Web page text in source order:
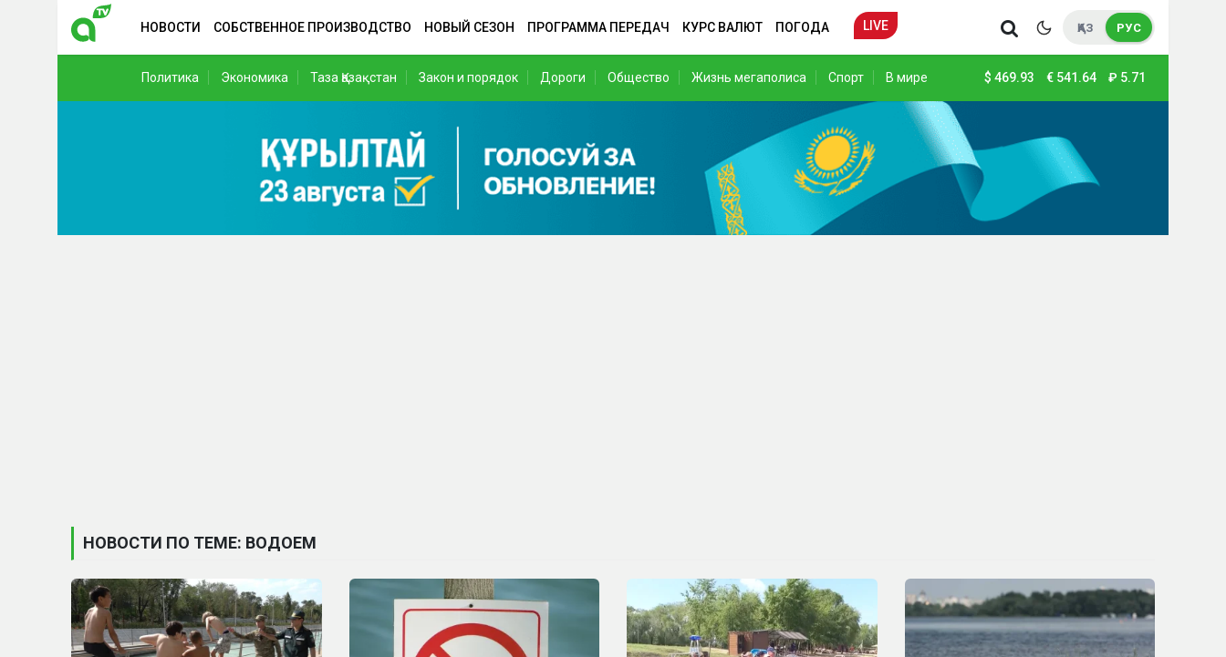
НОВОСТИ СОБСТВЕННОЕ ПРОИЗВОДСТВО НОВЫЙ СЕЗОН ПРОГРАММА ПЕРЕДАЧ КУРС ВАЛЮТ ПОГОДА LIVE ҚАЗ РУС
Политика Экономика Таза Қазақстан Закон и порядок Дороги Общество Жизнь мегаполиса Спорт В мире $ 469.93 € 541.64 ₽ 5.71
НОВОСТИ ПО ТЕМЕ: ВОДОЕМ